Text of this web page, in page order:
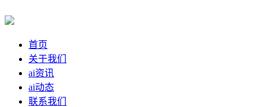
首页
关于我们
ai资讯
ai动态
联系我们